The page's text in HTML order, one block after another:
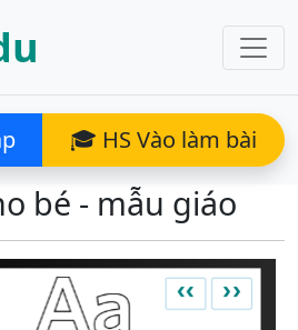
🎓 HS Vào làm bài
bé - mẫu giáo